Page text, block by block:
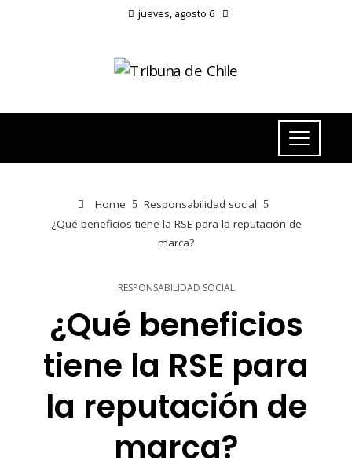
jueves, agosto 6
Home
Responsabilidad social
¿Qué beneficios tiene la RSE para la reputación de
marca?
RESPONSABILIDAD SOCIAL
¿Qué beneficios
tiene la RSE para
la reputación de
marca?